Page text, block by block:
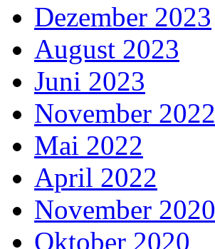
Dezember 2023
August 2023
Juni 2023
November 2022
Mai 2022
April 2022
November 2020
Oktober 2020